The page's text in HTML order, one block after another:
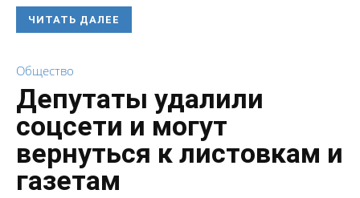
ЧИТАТЬ ДАЛЕЕ
Общество
Депутаты удалили
соцсети и могут
вернуться к листовкам и
газетам